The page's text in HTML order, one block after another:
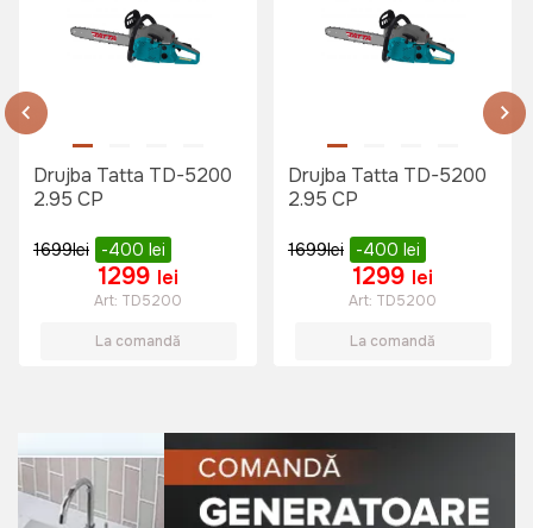
Set schimbarea ulei Villager
125 lei
Drujba Tatta TD-5200
2.95 CP
1699lei -400 lei
1299 lei
Art: TD5200
La comandă
Drujba Tatta TD-5200
2.95 CP
1699lei -400 lei
1299 lei
Art: TD5200
La comandă